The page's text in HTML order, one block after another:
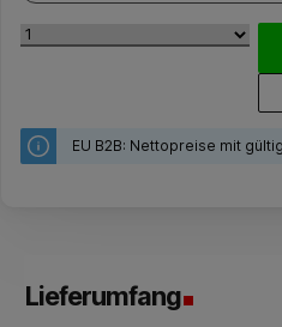
EU B2B: Nettopreise mit
Lieferumfang